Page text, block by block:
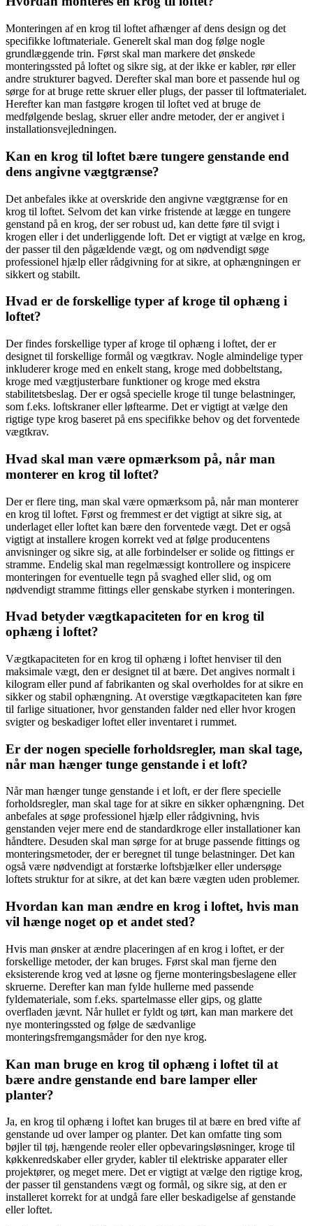
Monteringen af en krog til loftet afhænger af dens design og det
specifikke loftmateriale. Generelt skal man dog følge nogle
grundlæggende trin. Først skal man markere det ønskede
monteringssted på loftet og sikre sig, at der ikke er kabler, rør eller
andre strukturer bagved. Derefter skal man bore et passende hul og
sørge for at bruge rette skruer eller plugs, der passer til loftmaterialet.
Herefter kan man fastgøre krogen til loftet ved at bruge de
medfølgende beslag, skruer eller andre metoder, der er angivet i
installationsvejledningen.
Kan en krog til loftet bære tungere genstande end
dens angivne vægtgrænse?
Det anbefales ikke at overskride den angivne vægtgrænse for en
krog til loftet. Selvom det kan virke fristende at lægge en tungere
genstand på en krog, der ser robust ud, kan dette føre til svigt i
krogen eller i det underliggende loft. Det er vigtigt at vælge en krog,
der passer til den pågældende vægt, og om nødvendigt søge
professionel hjælp eller rådgivning for at sikre, at ophængningen er
sikkert og stabilt.
Hvad er de forskellige typer af kroge til ophæng i
loftet?
Der findes forskellige typer af kroge til ophæng i loftet, der er
designet til forskellige formål og vægtkrav. Nogle almindelige typer
inkluderer kroge med en enkelt stang, kroge med dobbeltstang,
kroge med vægtjusterbare funktioner og kroge med ekstra
stabilitetsbeslag. Der er også specielle kroge til tunge belastninger,
som f.eks. loftskraner eller løftearme. Det er vigtigt at vælge den
rigtige type krog baseret på ens specifikke behov og det forventede
vægtkrav.
Hvad skal man være opmærksom på, når man
monterer en krog til loftet?
Der er flere ting, man skal være opmærksom på, når man monterer
en krog til loftet. Først og fremmest er det vigtigt at sikre sig, at
underlaget eller loftet kan bære den forventede vægt. Det er også
vigtigt at installere krogen korrekt ved at følge producentens
anvisninger og sikre sig, at alle forbindelser er solide og fittings er
stramme. Endelig skal man regelmæssigt kontrollere og inspicere
monteringen for eventuelle tegn på svaghed eller slid, og om
nødvendigt stramme fittings eller genskabe styrken i monteringen.
Hvad betyder vægtkapaciteten for en krog til
ophæng i loftet?
Vægtkapaciteten for en krog til ophæng i loftet henviser til den
maksimale vægt, den er designet til at bære. Det angives normalt i
kilogram eller pund af fabrikanten og skal overholdes for at sikre en
sikker og stabil ophængning. At overstige vægtkapaciteten kan føre
til farlige situationer, hvor genstanden falder ned eller hvor krogen
svigter og beskadiger loftet eller inventaret i rummet.
Er der nogen specielle forholdsregler, man skal tage,
når man hænger tunge genstande i et loft?
Når man hænger tunge genstande i et loft, er der flere specielle
forholdsregler, man skal tage for at sikre en sikker ophængning. Det
anbefales at søge professionel hjælp eller rådgivning, hvis
genstanden vejer mere end de standardkroge eller installationer kan
håndtere. Desuden skal man sørge for at bruge passende fittings og
monteringsmetoder, der er beregnet til tunge belastninger. Det kan
også være nødvendigt at forstærke loftsbjælker eller undersøge
loftets struktur for at sikre, at det kan bære vægten uden problemer.
Hvordan kan man ændre en krog i loftet, hvis man
vil hænge noget op et andet sted?
Hvis man ønsker at ændre placeringen af en krog i loftet, er der
forskellige metoder, der kan bruges. Først skal man fjerne den
eksisterende krog ved at løsne og fjerne monteringsbeslagene eller
skruerne. Derefter kan man fylde hullerne med passende
fyldemateriale, som f.eks. spartelmasse eller gips, og glatte
overfladen jævnt. Når hullet er fyldt og tørt, kan man markere det
nye monteringssted og følge de sædvanlige
monteringsfremgangsmåder for den nye krog.
Kan man bruge en krog til ophæng i loftet til at
bære andre genstande end bare lamper eller
planter?
Ja, en krog til ophæng i loftet kan bruges til at bære en bred vifte af
genstande ud over lamper og planter. Det kan omfatte ting som
bøjler til tøj, hængende reoler eller opbevaringsløsninger, kroge til
køkkenredskaber eller gryder, kabler til elektriske apparater eller
projektører, og meget mere. Det er vigtigt at vælge den rigtige krog,
der passer til genstandens vægt og formål, og sikre sig, at den er
installeret korrekt for at undgå fare eller beskadigelse af genstande
eller loftet.